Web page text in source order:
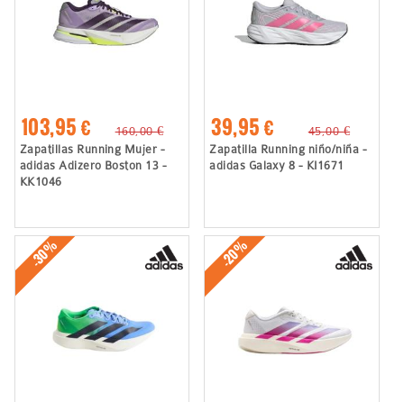
103,95 €
160,00 €
Zapatillas Running Mujer -
adidas Adizero Boston 13 -
KK1046
39,95 €
45,00 €
Zapatilla Running niño/niña -
adidas Galaxy 8 - KI1671
-30% -20%